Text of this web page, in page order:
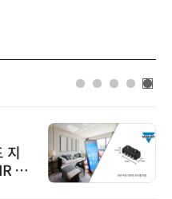
“특허분석도 AI와 함께”…IP
'AX' 시대 본격화, 지식재산
AI IP데이터분석사 탄생